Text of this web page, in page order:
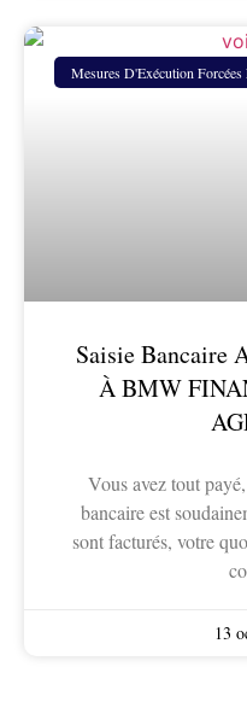
Mesures D'Exécution
Saisie Bancaire
À BMW
Vous avez tout
bancaire est
sont facturés, votre
13